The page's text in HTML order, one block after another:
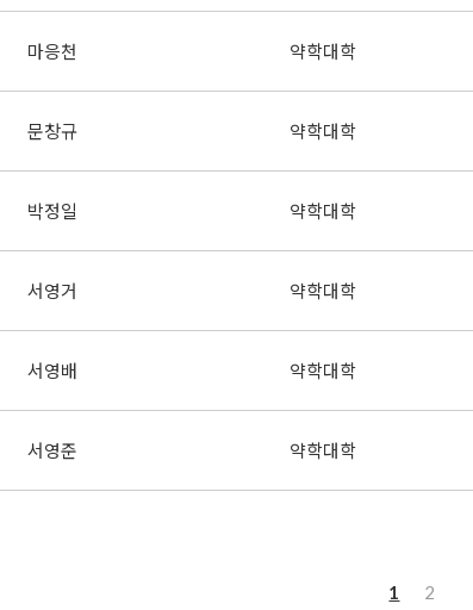
마응천 약학대학
문창규 약학대학
박정일 약학대학
서영거 약학대학
서영배 약학대학
서영준 약학대학
1 2